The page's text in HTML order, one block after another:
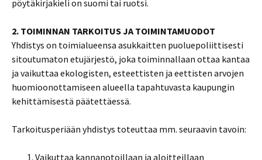
pöytäkirjakieli on suomi tai ruotsi.
2. TOIMINNAN TARKOITUS JA TOIMINTAMUODOT
Yhdistys on toimialueensa asukkaitten puoluepoliittisesti
sitoutumaton etujärjestö, joka toiminnallaan ottaa kantaa
ja vaikuttaa ekologisten, esteettisten ja eettisten arvojen
huomioonottamiseen alueella tapahtuvasta kaupungin
kehittämisestä päätettäessä.
Tarkoitusperiään yhdistys toteuttaa mm. seuraavin tavoin:
Vaikuttaa kannanotoillaan ja aloitteillaan